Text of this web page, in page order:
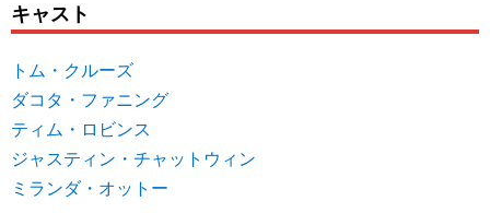
キャスト
トム・クルーズ
ダコタ・ファニング
ティム・ロビンス
ジャスティン・チャットウィン
ミランダ・オットー